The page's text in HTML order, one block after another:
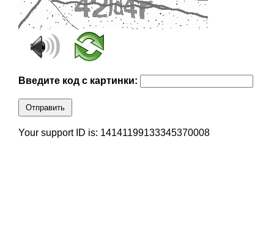
Введите код с картинки:
Отправить
Your support ID is: 14141199133345370008